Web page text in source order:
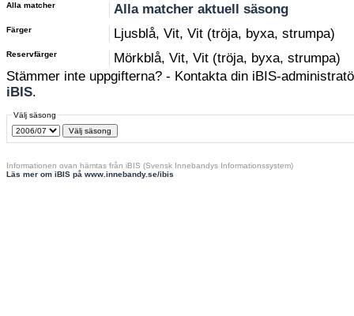
Alla matcher Alla matcher aktuell säsong
Färger Ljusblå, Vit, Vit (tröja, byxa, strumpa)
Reservfärger
Mörkblå, Vit, Vit (tröja, byxa, strumpa)
Stämmer inte uppgifterna? - Kontakta din iBIS-
iBIS.
Välj säsong
Informationen ovan hämtas från iBIS (Svensk Innebandys Informationssystem)
Läs mer om iBIS på www.innebandy.se/ibis